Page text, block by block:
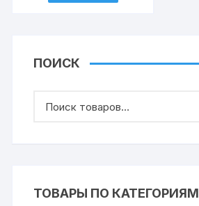
ПОИСК
ТОВАРЫ ПО КАТЕГОРИЯМ